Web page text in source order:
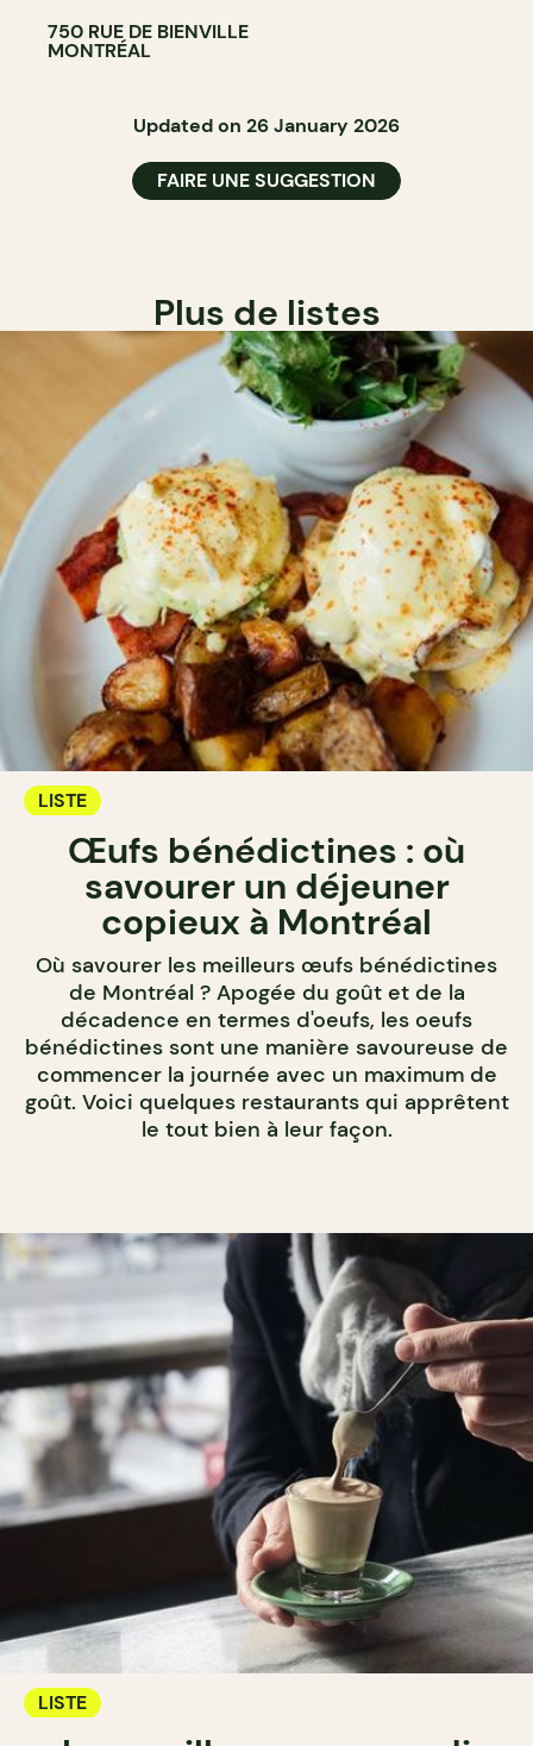
750 RUE DE BIENVILLE
MONTRÉAL
Updated on 26 January 2026
FAIRE UNE SUGGESTION
Plus de listes
LISTE
Œufs bénédictines : où
savourer un déjeuner
copieux à Montréal
Où savourer les meilleurs œufs bénédictines
de Montréal ? Apogée du goût et de la
décadence en termes d'oeufs, les oeufs
bénédictines sont une manière savoureuse de
commencer la journée avec un maximum de
goût. Voici quelques restaurants qui apprêtent
le tout bien à leur façon.
LISTE